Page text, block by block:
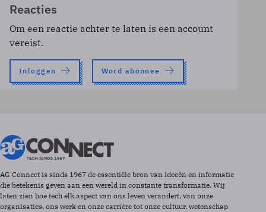
Reacties
Om een reactie achter te laten is een account
vereist.
Inloggen Word abonnee
AG Connect is sinds 1967 de essentiële bron van ideeën en informatie
die betekenis geven aan een wereld in constante transformatie. Wij
laten zien hoe tech elk aspect van ons leven verandert, van onze
organisaties, ons werk en onze carrière tot onze cultuur, wetenschap